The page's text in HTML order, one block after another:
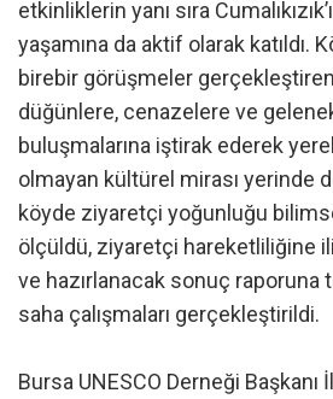
etkinliklerin yanı sıra
yaşamına da aktif olarak katıldı.
birebir görüşmeler gerçekleştiren
düğünlere, cenazelere ve
buluşmalarına iştirak ederek
olmayan kültürel mirası yerinde
köyde ziyaretçi yoğunluğu
ölçüldü, ziyaretçi hareketliliğine
ve hazırlanacak sonuç raporuna
saha çalışmaları gerçekleştirildi.
Bursa UNESCO Derneği Başkanı